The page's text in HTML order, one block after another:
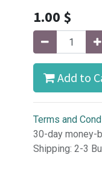
1.00 $
Add to
Terms and
30-day money-
Shipping: 2-3